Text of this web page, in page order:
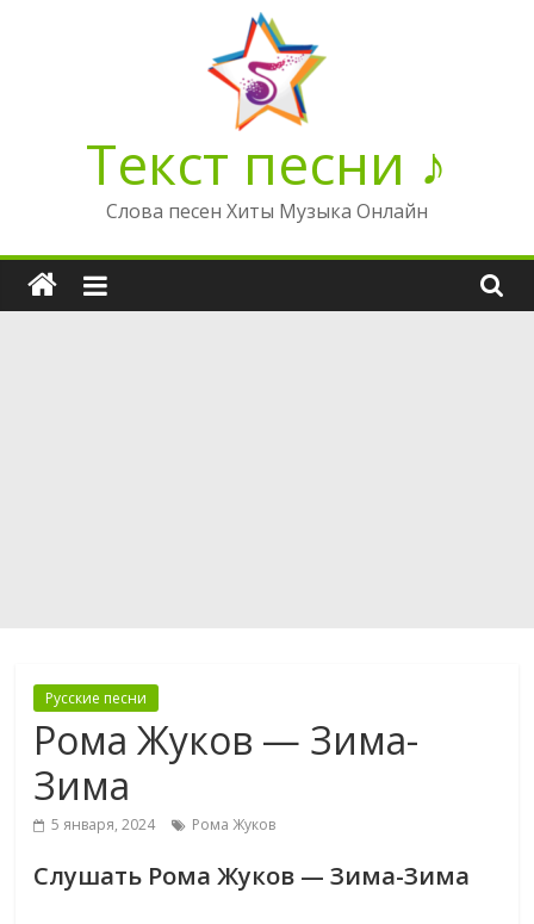
Текст песни ♪
Слова песен Хиты Музыка Онлайн
Русские песни
Рома Жуков — Зима-
Зима
5 января, 2024 Рома Жуков
Слушать Рома Жуков — Зима-Зима